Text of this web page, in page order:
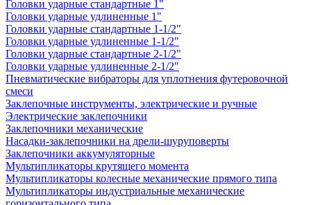
Головки ударные стандартные 1"
Головки ударные удлиненные 1"
Головки ударные стандартные 1-1/2"
Головки ударные удлиненные 1-1/2"
Головки ударные стандартные 2-1/2"
Головки ударные удлиненные 2-1/2"
Пневматические вибраторы для уплотнения футеровочной
смеси
Заклепочные инструменты, электрические и ручные
Электрические заклепочники
Заклепочники механические
Насадки-заклепочники на дрели-шуруповерты
Заклепочники аккумуляторные
Мультипликаторы крутящего момента
Мультипликаторы колесные механические прямого типа
Мультипликаторы индустриальные механические